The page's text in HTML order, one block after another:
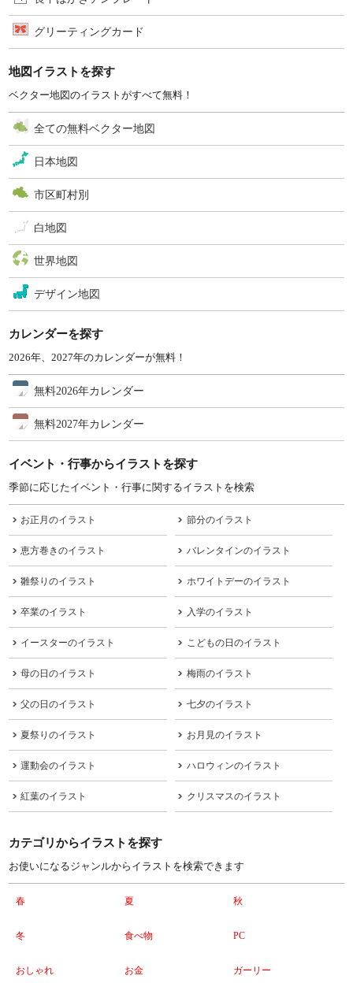
グリーティングカード
地図イラストを探す
ベクター地図のイラストがすべて無料！
全ての無料ベクター地図
日本地図
市区町村別
白地図
世界地図
デザイン地図
カレンダーを探す
2026年、2027年のカレンダーが無料！
無料2026年カレンダー
無料2027年カレンダー
イベント・行事からイラストを探す
季節に応じたイベント・行事に関するイラストを検索
お正月のイラスト 節分のイラスト
恵方巻きのイラスト バレンタインのイラスト
雛祭りのイラスト ホワイトデーのイラスト
卒業のイラスト 入学のイラスト
イースターのイラスト こどもの日のイラスト
母の日のイラスト 梅雨のイラスト
父の日のイラスト 七夕のイラスト
夏祭りのイラスト お月見のイラスト
運動会のイラスト ハロウィンのイラスト
紅葉のイラスト クリスマスのイラスト
カテゴリからイラストを探す
お使いになるジャンルからイラストを検索できます
春 夏 秋
冬 食べ物 PC
おしゃれ お金 ガーリー